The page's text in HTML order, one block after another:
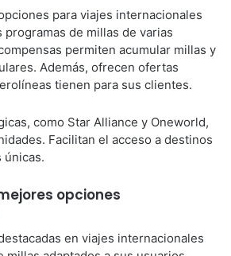
para viajes internacionales
de millas de varias
permiten acumular millas y
Además, ofrecen ofertas
tienen para sus clientes.
como Star Alliance y Oneworld,
Facilitan el acceso a destinos
únicas.
opciones
en viajes internacionales